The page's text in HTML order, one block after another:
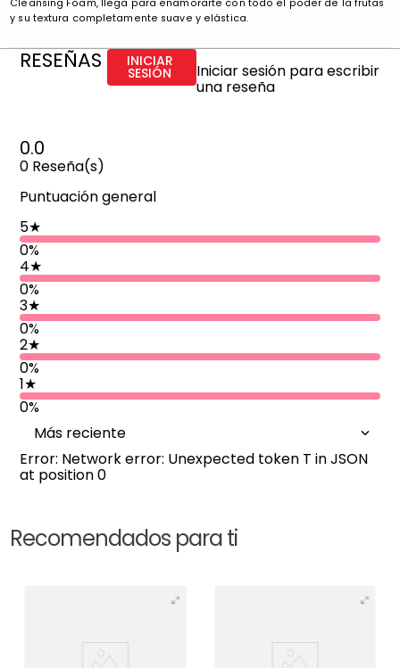
Cleansing Foam, llega para enamorarte con todo el poder de la frutas
y su textura completamente suave y elástica.
RESEÑAS INICIAR
SESIÓN Iniciar sesión para escribir
una reseña
0.0
0 Reseña(s)
Puntuación general
5★
0%
4★
0%
3★
0%
2★
0%
1★
0%
Más reciente
Error: Network error: Unexpected token T in JSON
at position 0
Recomendados para ti